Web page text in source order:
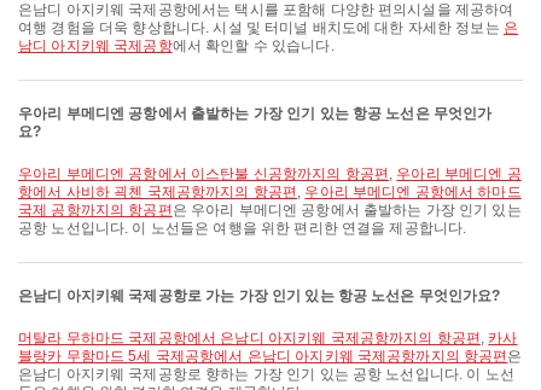
은남디 아지키웨 국제공항에서는 택시를 포함해 다양한 편의시설을 제공하여
여행 경험을 더욱 향상합니다. 시설 및 터미널 배치도에 대한 자세한 정보는 은
남디 아지키웨 국제공항에서 확인할 수 있습니다.
우아리 부메디엔 공항에서 출발하는 가장 인기 있는 항공 노선은 무엇인가
요?
우아리 부메디엔 공항에서 이스탄불 신공항까지의 항공편 , 우아리 부메디엔 공
항에서 사비하 괵첸 국제공항까지의 항공편 , 우아리 부메디엔 공항에서 하마드
국제 공항까지의 항공편 은 우아리 부메디엔 공항에서 출발하는 가장 인기 있는
공항 노선입니다. 이 노선들은 여행을 위한 편리한 연결을 제공합니다.
은남디 아지키웨 국제공항로 가는 가장 인기 있는 항공 노선은 무엇인가요?
머탈라 무하마드 국제공항에서 은남디 아지키웨 국제공항까지의 항공편 ,카사
블랑카 무함마드 5세 국제공항에서 은남디 아지키웨 국제공항까지의 항공편 은
은남디 아지키웨 국제공항로 향하는 가장 인기 있는 공항 노선입니다. 이 노선